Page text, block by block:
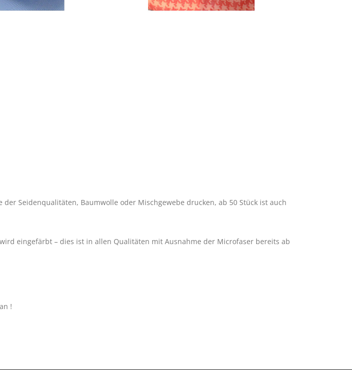
Seidenqualitäten, Baumwolle oder Mischgewebe drucken, ab 50 Stück ist auch
eingefärbt – dies ist in allen Qualitäten mit Ausnahme der Microfaser bereits ab
!